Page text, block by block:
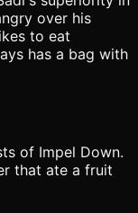
over his
to eat
has a bag with
of Impel Down.
that ate a fruit